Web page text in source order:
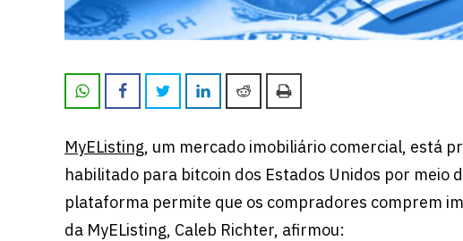
MyEListing, um mercado imobiliário comercial, está
habilitado para bitcoin dos Estados Unidos por meio
plataforma permite que os compradores comprem
da MyEListing, Caleb Richter, afirmou: